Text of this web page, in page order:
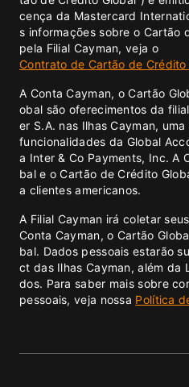
cença da Mastercard
s informações sobre o Cartão
pela Filial Cayman, veja o
Contrato de Cartão de Crédito
A Conta Cayman, o Cartão
obal são oferecimentos da
er S.A. nas Ilhas Cayman,
funcionalidades da Global
a Inter & Co Payments, Inc. A
bal e o Cartão de Crédito
a clientes americanos.
A Filial Cayman irá coletar
Conta Cayman, o Cartão
bal. Dados pessoais estarão
ct das Ilhas Cayman, além da
dos. Para saber mais sobre
pessoais, veja nossa Política